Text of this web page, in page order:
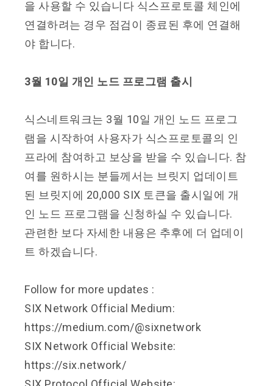
을 사용할 수 있습니다 식스프로토콜 체인에
연결하려는 경우 점검이 종료된 후에 연결해
야 합니다.
3월 10일 개인 노드 프로그램 출시
식스네트워크는 3월 10일 개인 노드 프로그
램을 시작하여 사용자가 식스프로토콜의 인
프라에 참여하고 보상을 받을 수 있습니다. 참
여를 원하시는 분들께서는 브릿지 업데이트
된 브릿지에 20,000 SIX 토큰을 출시일에 개
인 노드 프로그램을 신청하실 수 있습니다.
관련한 보다 자세한 내용은 추후에 더 업데이
트 하겠습니다.
Follow for more updates :
SIX Network Official Medium:
https://medium.com/@sixnetwork
SIX Network Official Website:
https://six.network/